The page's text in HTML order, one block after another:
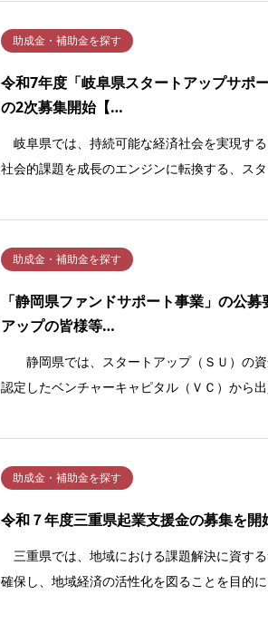
助成金・補助金を探す
令和7年度「岐阜県スタートアップサポ
の2次募集開始【…
岐阜県では、持続可能な経済社会を実現す
社会的課題を成長のエンジンに転換する、ス
助成金・補助金を探す
「静岡県ファンドサポート事業」の公
アップの皆様等…
静岡県では、スタートアップ（ＳＵ）の資
認定したベンチャーキャピタル（ＶＣ）から
助成金・補助金を探す
令和７年度三重県起業支援金の募集を開
三重県では、地域における課題解決に資す
確保し、地域経済の活性化を図ることを目的